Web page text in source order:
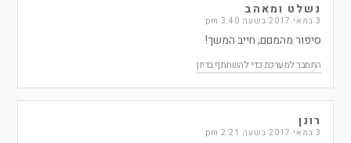
נשלט ומאהב
3 במאי 2017 בשעה 3:40 pm
סיפור מהמםם, חייב המשך!
התחבר למערכת כדי להשתתף בדיון
רונן
3 במאי 2017 בשעה 2:21 pm